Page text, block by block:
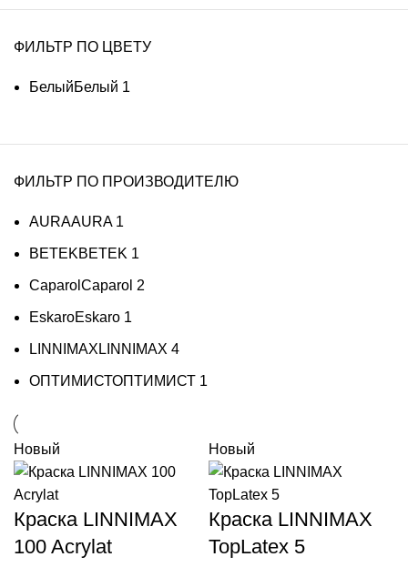
ФИЛЬТР ПО ЦВЕТУ
БелыйБелый 1
ФИЛЬТР ПО ПРОИЗВОДИТЕЛЮ
AURAAURA 1
BETEKBETEK 1
Caparol Caparol 2
EskaroEskaro 1
LINNIMAX LINNIMAX 4
ОПТИМИСТОПТИМИСТ 1
Новый
Краска LINNIMAX
100 Acrylat
Новый
Краска LINNIMAX
TopLatex 5